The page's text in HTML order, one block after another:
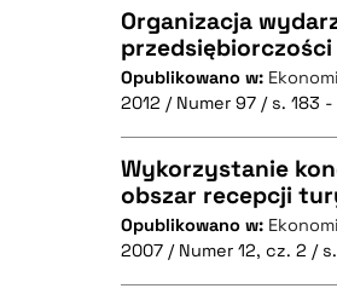
BIBTEX
CZYSTY
BIBTEX
Organizacja
Opublikowano w:
2012 / Numer 97 / s. 183 -
CZYSTY
Wykorzystanie
obszar recepcji
Opublikowano w:
2007 / Numer 12, cz. 2 /